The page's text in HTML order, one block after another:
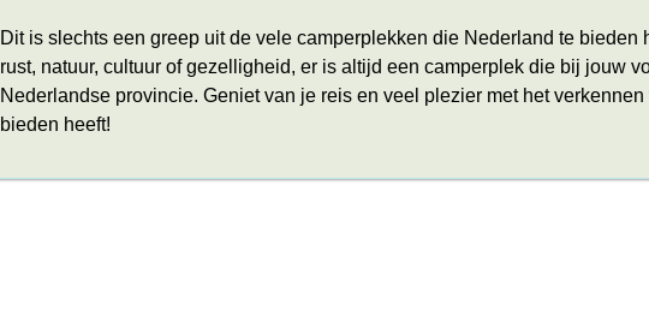
Dit is slechts een greep uit de vele camperplekken die Nederland te bieden
rust, natuur, cultuur of gezelligheid, er is altijd een camperplek die bij jouw
Nederlandse provincie. Geniet van je reis en veel plezier met het
bieden heeft!